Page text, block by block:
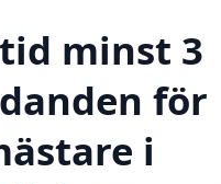
minst 3
för
i